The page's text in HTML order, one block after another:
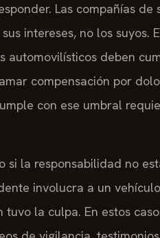
Las compañías de
intereses, no los suyos.
automovilísticos deben
compensación por
con ese umbral
si la responsabilidad no
involucra a un
la culpa. En estos